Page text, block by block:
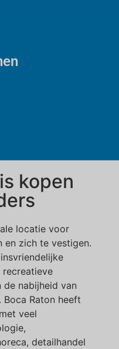
kopen
locatie voor
en zich te vestigen.
recreatieve
nabijheid van
Raton heeft
veel
detailhandel